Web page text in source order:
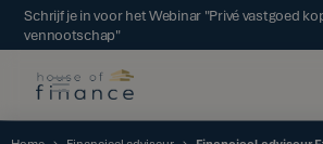
Schrijf je in voor het Webinar "Privé vastgoed
vennootschap"